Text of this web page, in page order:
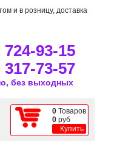
и в розницу, доставка
724-93-15
317-73-57
без выходных
0 Товаров
0 руб
Купить